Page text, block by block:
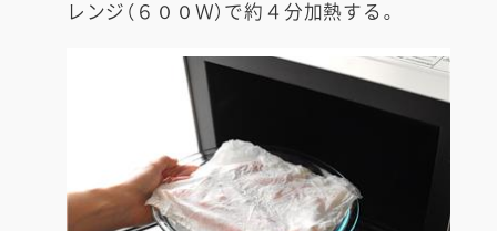
レンジ（６００Ｗ）で約４分加熱する。